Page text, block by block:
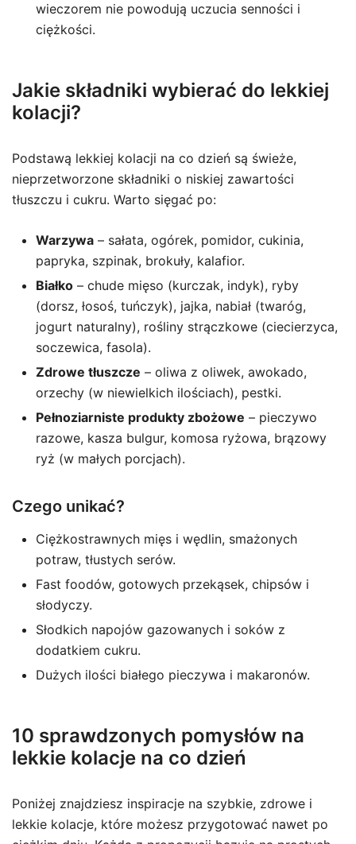
wieczorem nie powodują uczucia senności i
ciężkości.
Jakie składniki wybierać do lekkiej
kolacji?
Podstawą lekkiej kolacji na co dzień są świeże,
nieprzetworzone składniki o niskiej zawartości
tłuszczu i cukru. Warto sięgać po:
Warzywa – sałata, ogórek, pomidor, cukinia,
papryka, szpinak, brokuły, kalafior.
Białko – chude mięso (kurczak, indyk), ryby
(dorsz, łosoś, tuńczyk), jajka, nabiał (twaróg,
jogurt naturalny), rośliny strączkowe (ciecierzyca,
soczewica, fasola).
Zdrowe tłuszcze – oliwa z oliwek, awokado,
orzechy (w niewielkich ilościach), pestki.
Pełnoziarniste produkty zbożowe – pieczywo
razowe, kasza bulgur, komosa ryżowa, brązowy
ryż (w małych porcjach).
Czego unikać?
Ciężkostrawnych mięs i wędlin, smażonych
potraw, tłustych serów.
Fast foodów, gotowych przekąsek, chipsów i
słodyczy.
Słodkich napojów gazowanych i soków z
dodatkiem cukru.
Dużych ilości białego pieczywa i makaronów.
10 sprawdzonych pomysłów na
lekkie kolacje na co dzień
Poniżej znajdziesz inspiracje na szybkie, zdrowe i
lekkie kolacje, które możesz przygotować nawet po